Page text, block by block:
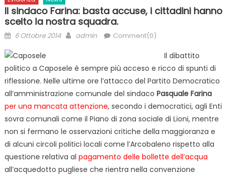
Il sindaco Farina: basta accuse, i cittadini hanno
scelto la nostra squadra.
Posted
6 Ottobre 2014 Author
admin Comment(0)
Il dibattito
politico a Caposele è sempre più acceso e ricco di spunti di
riflessione. Nelle ultime ore l’attacco del Partito Democratico
all’amministrazione comunale del sindaco Pasquale Farina
per una mancata attenzione, secondo i democratici, agli Enti
sovra comunali come il Piano di zona sociale di Lioni, mentre
non si fermano le osservazioni critiche della maggioranza e
di alcuni circoli politici locali come l’Arcobaleno rispetto alla
questione relativa al pagamento delle bollette dell’acqua
all’acquedotto pugliese che rientra nella convenzione